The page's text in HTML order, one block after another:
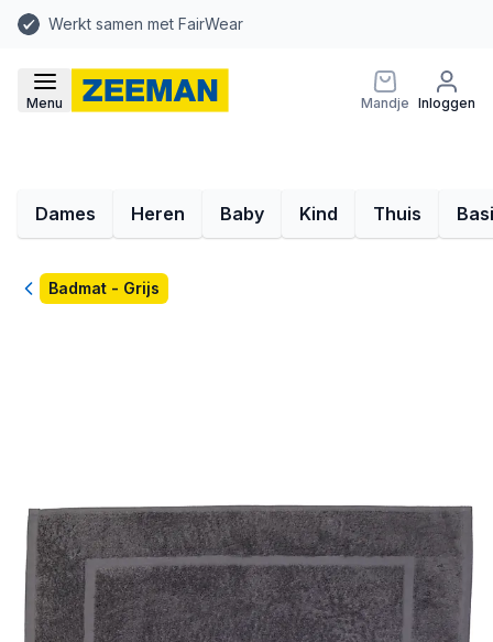
Werkt samen met FairWear
Menu Mandje Inloggen
Dames Heren Baby Kind Thuis
TerugBadmat - Grijs